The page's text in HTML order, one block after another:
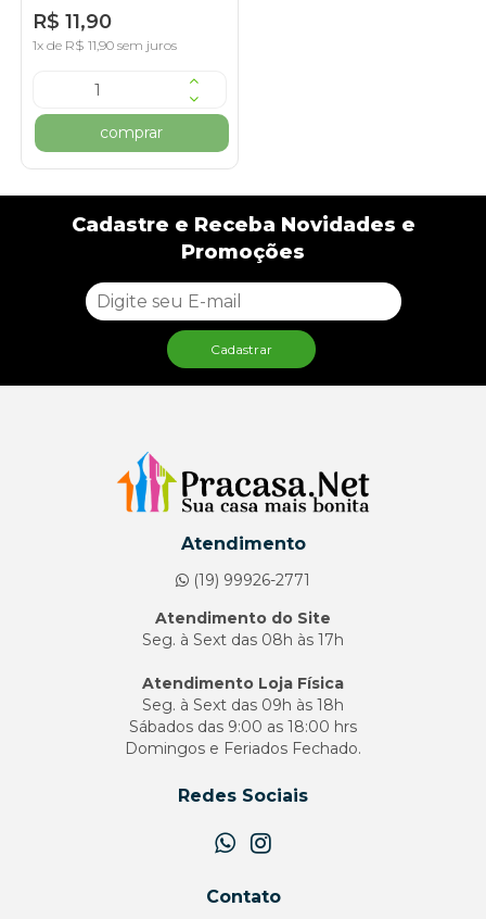
R$ 11,90
1x de R$ 11,90 sem juros
comprar
Cadastre e Receba Novidades e
Promoções
Cadastrar
Atendimento
(19) 99926-2771
Atendimento do Site
Seg. à Sext das 08h às 17h
Atendimento Loja Física
Seg. à Sext das 09h às 18h
Sábados das 9:00 as 18:00 hrs
Domingos e Feriados Fechado.
Redes Sociais
Contato